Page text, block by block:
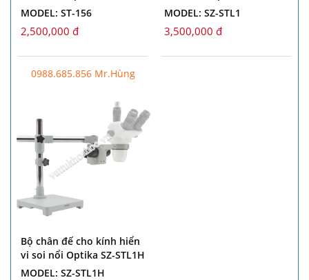
MODEL: ST-156
2,500,000 đ
MODEL: SZ-STL1
3,500,000 đ
0988.685.856 Mr.Hùng
Bộ chân đế cho kính hiển
vi soi nổi Optika SZ-STL1H
MODEL: SZ-STL1H